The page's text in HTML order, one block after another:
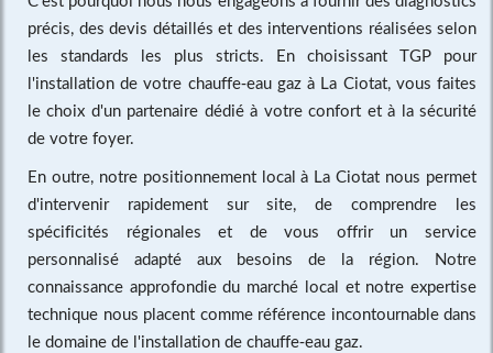
précis, des devis détaillés et des interventions réalisées selon
les standards les plus stricts. En choisissant TGP pour
l'installation de votre chauffe-eau gaz à La Ciotat, vous faites
le choix d'un partenaire dédié à votre confort et à la sécurité
de votre foyer.
En outre, notre positionnement local à La Ciotat nous permet
d'intervenir rapidement sur site, de comprendre les
spécificités régionales et de vous offrir un service
personnalisé adapté aux besoins de la région. Notre
connaissance approfondie du marché local et notre expertise
technique nous placent comme référence incontournable dans
le domaine de l'installation de chauffe-eau gaz.